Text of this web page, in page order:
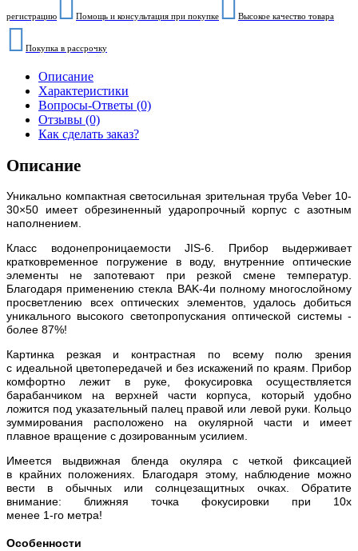
регистрацию Помощь и консультация при покупке Высокое качество товара
Покупка в рассрочку
Описание
Характеристики
Вопросы-Ответы (0)
Отзывы (0)
Как сделать заказ?
Описание
Уникально компактная светосильная зрительная труба Veber 10-
30×50 имеет обрезиненный ударопрочный корпус с азотным
наполнением.
Класс водонепроницаемости JIS-6 . Прибор выдерживает
кратковременное погружение в воду, внутренние оптические
элементы не запотевают при резкой смене температур.
Благодаря применению стекла BAK-4и полному многослойному
просветлению всех оптических элементов, удалось добиться
уникального высокого светопропускания оптической системы -
более 87%!
Картинка резкая и контрастная по всему полю зрения
с идеальной цветопередачей и без искажений по краям. Прибор
комфортно лежит в руке, фокусировка осуществляется
барабанчиком на верхней части корпуса, который удобно
ложится под указательный палец правой или левой руки. Кольцо
зуммирования расположено на окулярной части и имеет
плавное вращение с дозированным усилием.
Имеется выдвижная бленда окуляра с четкой фиксацией
в крайних положениях. Благодаря этому, наблюдение можно
вести в обычных или солнцезащитных очках. Обратите
внимание: ближняя точка фокусировки при 10х
менее 1-го метра!
Особенности